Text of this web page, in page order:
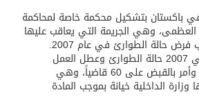
في باكستان بتشكيل محكمة خاصة لمحاكمة
العظمى، وهي الجريمة التي يعاقب عليها
فرض حالة الطوارئ في عام 2007.
وكان “مشرف” فرض في 2007 حالة الطوارئ وعطل العمل
بالدستور وحل البرلمان، وأمر بالقبض على 60 قاضياً، وهي
وزارة الداخلية خيانة بموجب المادة